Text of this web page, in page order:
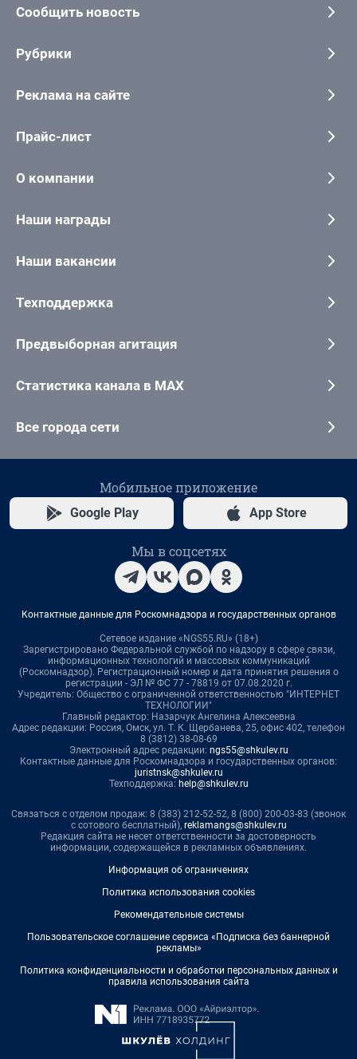
Сообщить новость
Рубрики
Реклама на сайте
Прайс-лист
О компании
Наши награды
Наши вакансии
Техподдержка
Предвыборная агитация
Статистика канала в MAX
Все города сети
Мобильное приложение
Google Play App Store
Мы в соцсетях
Контактные данные для Роскомнадзора и государственных органов
Сетевое издание «NGS55.RU» (18+)
Зарегистрировано Федеральной службой по надзору в сфере связи,
информационных технологий и массовых коммуникаций
(Роскомнадзор). Регистрационный номер и дата принятия решения о
регистрации - ЭЛ № ФС 77 - 78819 от 07.08.2020 г.
Учредитель: Общество с ограниченной ответственностью "ИНТЕРНЕТ
ТЕХНОЛОГИИ"
Главный редактор: Назарчук Ангелина Алексеевна
Адрес редакции: Россия, Омск, ул. Т. К. Щербанева, 25, офис 402, телефон
8 (3812) 38-08-69
Электронный адрес редакции: ngs55@shkulev.ru
Контактные данные для Роскомнадзора и государственных органов:
juristnsk@shkulev.ru
Техподдержка: help@shkulev.ru
Связаться с отделом продаж: 8 (383) 212-52-52, 8 (800) 200-03-83 (звонок
с сотового бесплатный), reklamangs@shkulev.ru
Редакция сайта не несет ответственности за достоверность
информации, содержащейся в рекламных объявлениях.
Информация об ограничениях
Политика использования cookies
Рекомендательные системы
Пользовательское соглашение сервиса «Подписка без баннерной
рекламы»
Политика конфиденциальности и обработки персональных данных и
правила использования сайта